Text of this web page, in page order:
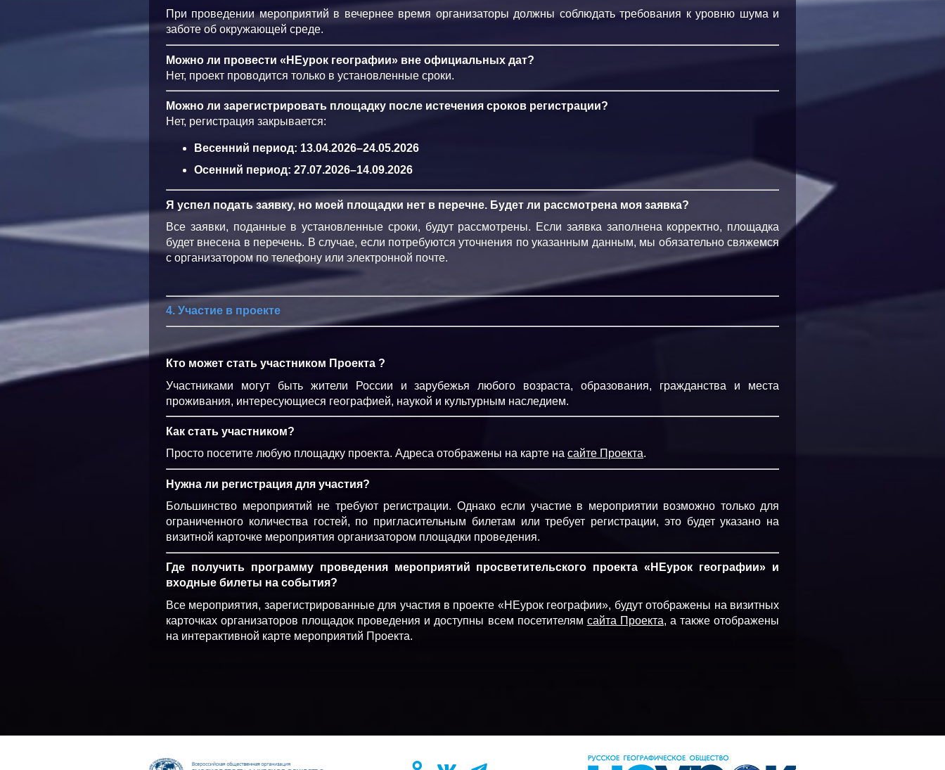
При проведении мероприятий в вечернее время организаторы должны соблюдать требования к уровню шума и
заботе об окружающей среде.
Можно ли провести «НЕурок географии» вне официальных дат?
Нет, проект проводится только в установленные сроки.
Можно ли зарегистрировать площадку после истечения сроков регистрации?
Нет, регистрация закрывается:
Весенний период: 13.04.2026–24.05.2026
Осенний период: 27.07.2026–14.09.2026
Я успел подать заявку, но моей площадки нет в перечне. Будет ли рассмотрена моя заявка?
Все заявки, поданные в установленные сроки, будут рассмотрены. Если заявка заполнена корректно, площадка
будет внесена в перечень. В случае, если потребуются уточнения по указанным данным, мы обязательно свяжемся
с организатором по телефону или электронной почте.
4. Участие в проекте
Кто может стать участником Проекта ?
Участниками могут быть жители России и зарубежья любого возраста, образования, гражданства и места
проживания, интересующиеся географией, наукой и культурным наследием.
Как стать участником?
Просто посетите любую площадку проекта. Адреса отображены на карте на сайте Проекта.
Нужна ли регистрация для участия?
Большинство мероприятий не требуют регистрации. Однако если участие в мероприятии возможно только для
ограниченного количества гостей, по пригласительным билетам или требует регистрации, это будет указано на
визитной карточке мероприятия организатором площадки проведения.
Где получить программу проведения мероприятий просветительского проекта «НЕурок географии» и
входные билеты на события?
Все мероприятия, зарегистрированные для участия в проекте «НЕурок географии», будут отображены на визитных
карточках организаторов площадок проведения и доступны всем посетителям сайта Проекта, а также отображены
на интерактивной карте мероприятий Проекта.